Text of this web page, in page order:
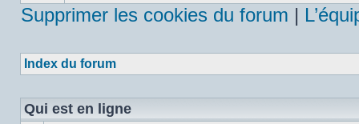
Supprimer les cookies du forum |
Index du forum
Qui est en ligne